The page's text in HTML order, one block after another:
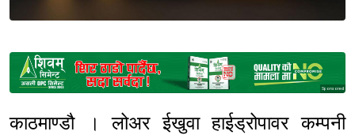
Sponsored
काठमाण्डौ । लोअर ईखुवा हाईड्रोपावर कम्पनी